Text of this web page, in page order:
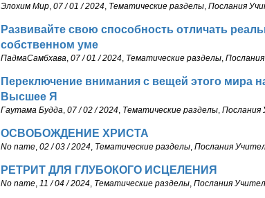
Элохим Мир, 07 / 01 / 2024, Тематические разделы, Послания
Развивайте свою способность отличать
собственном уме
ПадмаСамбхава, 07 / 01 / 2024, Тематические разделы,
Переключение внимания с вещей этого мира
Высшее Я
Гаутама Будда, 07 / 02 / 2024, Тематические разделы, Послания
ОСВОБОЖДЕНИЕ ХРИСТА
No name, 02 / 03 / 2024, Тематические разделы, Послания
РЕТРИТ ДЛЯ ГЛУБОКОГО ИСЦЕЛЕНИЯ
No name, 11 / 04 / 2024, Тематические разделы, Послания